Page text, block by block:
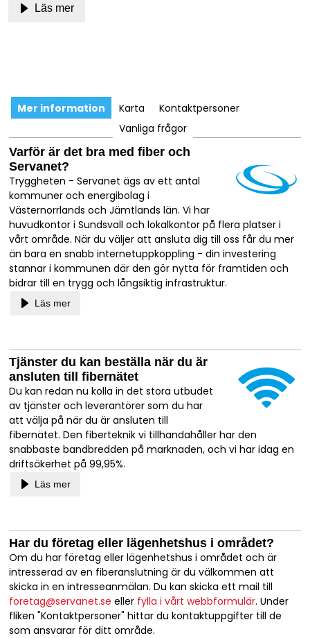
Läs mer
Mer information Karta
Kontaktpersoner
Vanliga frågor
Varför är det bra med fiber och
Servanet?
Tryggheten - Servanet ägs av ett antal
kommuner och energibolag i
Västernorrlands och Jämtlands län. Vi har
huvudkontor i Sundsvall och lokalkontor på flera platser i
vårt område. När du väljer att ansluta dig till oss får du mer
än bara en snabb internetuppkoppling - din investering
stannar i kommunen där den gör nytta för framtiden och
bidrar till en trygg och långsiktig infrastruktur.
Läs mer
Tjänster du kan beställa när du är
ansluten till fibernätet
Du kan redan nu kolla in det stora utbudet
av tjänster och leverantörer som du har
att välja på när du är ansluten till
fibernätet. Den fiberteknik vi tillhandahåller har den
snabbaste bandbredden på marknaden, och vi har idag en
driftsäkerhet på 99,95%.
Läs mer
Har du företag eller lägenhetshus i området?
Om du har företag eller lägenhetshus i området och är
intresserad av en fiberanslutning är du välkommen att
skicka in en intresseanmälan. Du kan skicka ett mail till
foretag@servanet.se eller fylla i vårt webbformulär. Under
fliken "Kontaktpersoner" hittar du kontaktuppgifter till de
som ansvarar för ditt område.